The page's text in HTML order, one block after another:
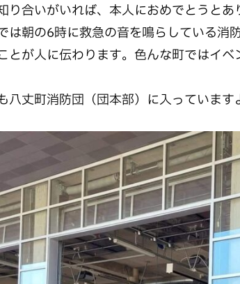
り合いがいれば、本人におめでとうと
は朝の6時に救急の音を鳴らしている消
とが人に伝わります。色んな町ではイ
八丈町消防団（団本部）に入っていま